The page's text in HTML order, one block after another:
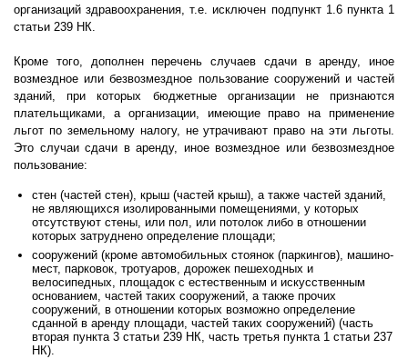
организаций здравоохранения, т.е. исключен подпункт 1.6 пункта 1
статьи 239 НК.
Кроме того, дополнен перечень случаев сдачи в аренду, иное
возмездное или безвозмездное пользование сооружений и частей
зданий, при которых бюджетные организации не признаются
плательщиками, а организации, имеющие право на применение
льгот по земельному налогу, не утрачивают право на эти льготы.
Это случаи сдачи в аренду, иное возмездное или безвозмездное
пользование:
стен (частей стен), крыш (частей крыш), а также частей зданий,
не являющихся изолированными помещениями, у которых
отсутствуют стены, или пол, или потолок либо в отношении
которых затруднено определение площади;
сооружений (кроме автомобильных стоянок (паркингов), машино-
мест, парковок, тротуаров, дорожек пешеходных и
велосипедных, площадок с естественным и искусственным
основанием, частей таких сооружений, а также прочих
сооружений, в отношении которых возможно определение
сданной в аренду площади, частей таких сооружений) (часть
вторая пункта 3 статьи 239 НК, часть третья пункта 1 статьи 237
НК).